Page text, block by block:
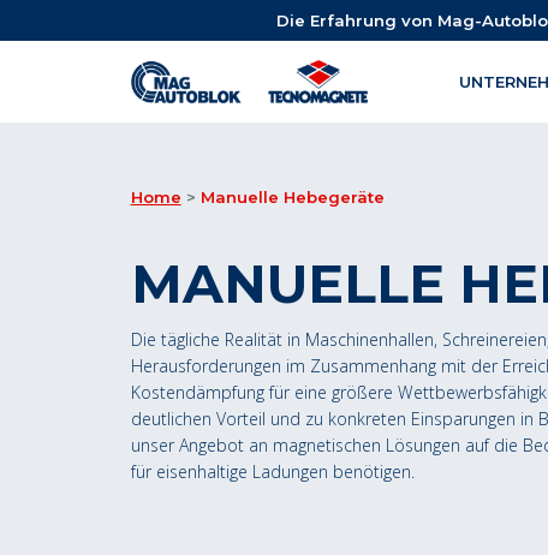
Die Erfahrung von Mag-
Home Manuelle Hebegeräte
MANUELLE
Die tägliche Realität in Maschinenhallen,
Herausforderungen im Zusammenhang mit der
Kostendämpfung für eine größere
deutlichen Vorteil und zu konkreten Einsparungen in
unser Angebot an magnetischen Lösungen auf die
für eisenhaltige Ladungen benötigen.